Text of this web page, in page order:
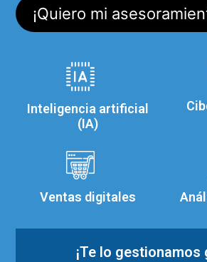
¡Quiero mi
Inteligencia artificial
(IA)
Ventas digitales
¡Te lo gestionamos